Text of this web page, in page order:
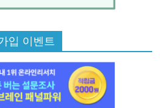
입 이벤트